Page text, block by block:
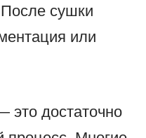
сушки
или
это достаточно